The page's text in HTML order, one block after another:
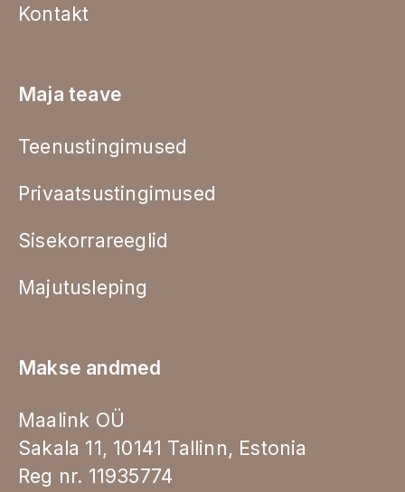
Kontakt
Maja teave
Teenustingimused
Privaatsustingimused
Sisekorrareeglid
Majutusleping
Makse andmed
Maalink OÜ
Sakala 11, 10141 Tallinn, Estonia
Reg nr. 11935774